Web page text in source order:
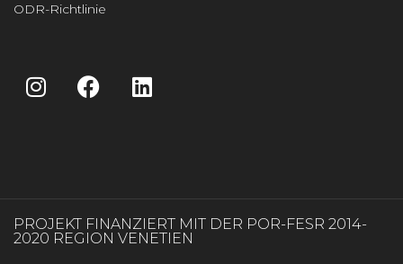
ODR-Richtlinie
PROJEKT FINANZIERT MIT DER POR-FESR 2014-
2020 REGION VENETIEN